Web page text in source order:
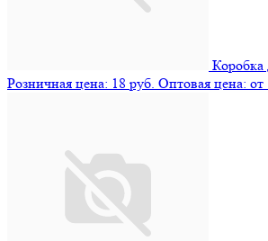
Коробка
Розничная цена: 18 руб. Оптовая цена: от